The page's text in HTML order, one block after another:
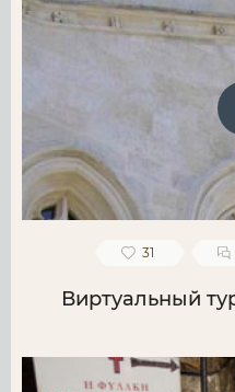
31
Виртуальный